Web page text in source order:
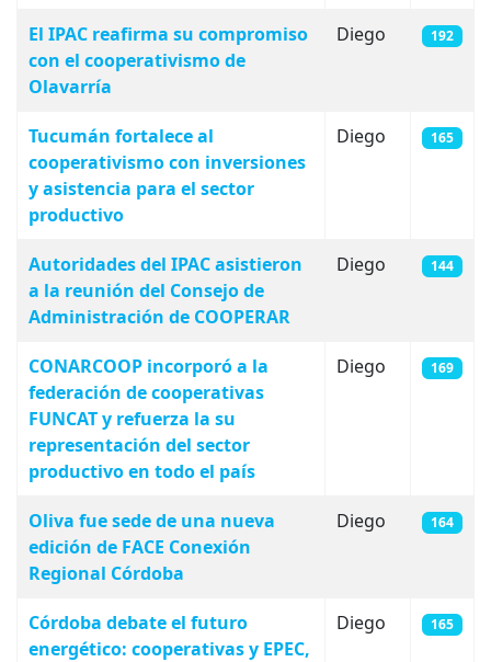
El IPAC reafirma su compromiso
con el cooperativismo de
Olavarría
Diego 192
Tucumán fortalece al
cooperativismo con inversiones
y asistencia para el sector
productivo
Diego 165
Autoridades del IPAC asistieron
a la reunión del Consejo de
Administración de COOPERAR
Diego 144
CONARCOOP incorporó a la
federación de cooperativas
FUNCAT y refuerza la su
representación del sector
productivo en todo el país
Diego 169
Oliva fue sede de una nueva
edición de FACE Conexión
Regional Córdoba
Diego 164
Córdoba debate el futuro
energético: cooperativas y EPEC,
Diego 165